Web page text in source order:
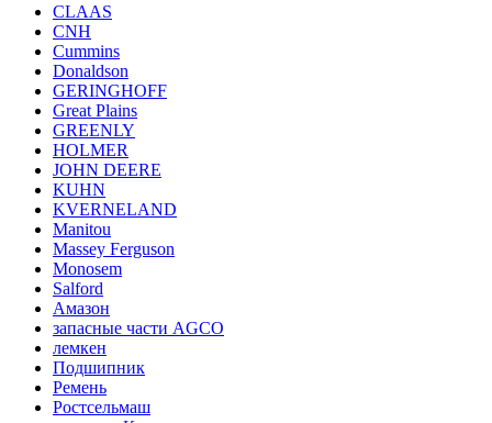
CLAAS
CNH
Cummins
Donaldson
GERINGHOFF
Great Plains
GREENLY
HOLMER
JOHN DEERE
KUHN
KVERNELAND
Manitou
Massey Ferguson
Monosem
Salford
Амазон
запасные части AGCO
лемкен
Подшипник
Ремень
Ростсельмаш